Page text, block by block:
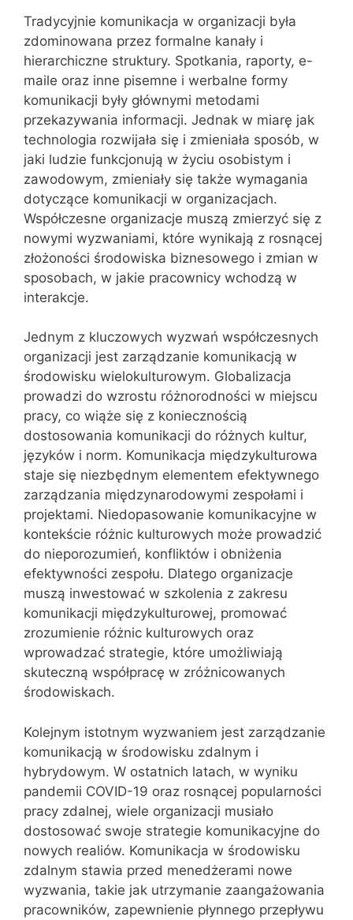
Tradycyjnie komunikacja w organizacji była
zdominowana przez formalne kanały i
hierarchiczne struktury. Spotkania, raporty, e-
maile oraz inne pisemne i werbalne formy
komunikacji były głównymi metodami
przekazywania informacji. Jednak w miarę jak
technologia rozwijała się i zmieniała sposób, w
jaki ludzie funkcjonują w życiu osobistym i
zawodowym, zmieniały się także wymagania
dotyczące komunikacji w organizacjach.
Współczesne organizacje muszą zmierzyć się z
nowymi wyzwaniami, które wynikają z rosnącej
złożoności środowiska biznesowego i zmian w
sposobach, w jakie pracownicy wchodzą w
interakcje.
Jednym z kluczowych wyzwań współczesnych
organizacji jest zarządzanie komunikacją w
środowisku wielokulturowym. Globalizacja
prowadzi do wzrostu różnorodności w miejscu
pracy, co wiąże się z koniecznością
dostosowania komunikacji do różnych kultur,
języków i norm. Komunikacja międzykulturowa
staje się niezbędnym elementem efektywnego
zarządzania międzynarodowymi zespołami i
projektami. Niedopasowanie komunikacyjne w
kontekście różnic kulturowych może prowadzić
do nieporozumień, konfliktów i obniżenia
efektywności zespołu. Dlatego organizacje
muszą inwestować w szkolenia z zakresu
komunikacji międzykulturowej, promować
zrozumienie różnic kulturowych oraz
wprowadzać strategie, które umożliwiają
skuteczną współpracę w zróżnicowanych
środowiskach.
Kolejnym istotnym wyzwaniem jest zarządzanie
komunikacją w środowisku zdalnym i
hybrydowym. W ostatnich latach, w wyniku
pandemii COVID-19 oraz rosnącej popularności
pracy zdalnej, wiele organizacji musiało
dostosować swoje strategie komunikacyjne do
nowych realiów. Komunikacja w środowisku
zdalnym stawia przed menedżerami nowe
wyzwania, takie jak utrzymanie zaangażowania
pracowników, zapewnienie płynnego przepływu